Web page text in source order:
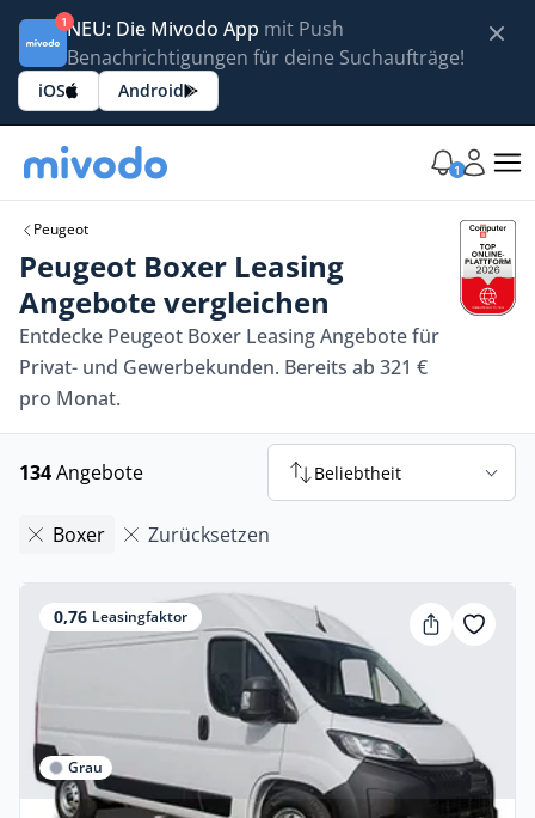
1NEU: Die Mivodo App mit Push
Benachrichtigungen für deine Suchaufträge!
iOS Android
1
Peugeot
Peugeot Boxer Leasing
Angebote vergleichen
Entdecke Peugeot Boxer Leasing Angebote für
Privat- und Gewerbekunden. Bereits ab 321 €
pro Monat.
134Angebote Beliebtheit
Boxer Zurücksetzen
0,76 Leasingfaktor
Grau